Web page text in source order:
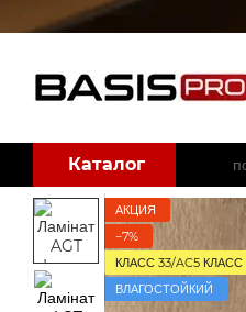
Перейти к основному контенту
Каталог
АКЦИЯ
−7%
КЛАСС 33/AC5 КЛАСС
ВЛАГОСТОЙКИЙ